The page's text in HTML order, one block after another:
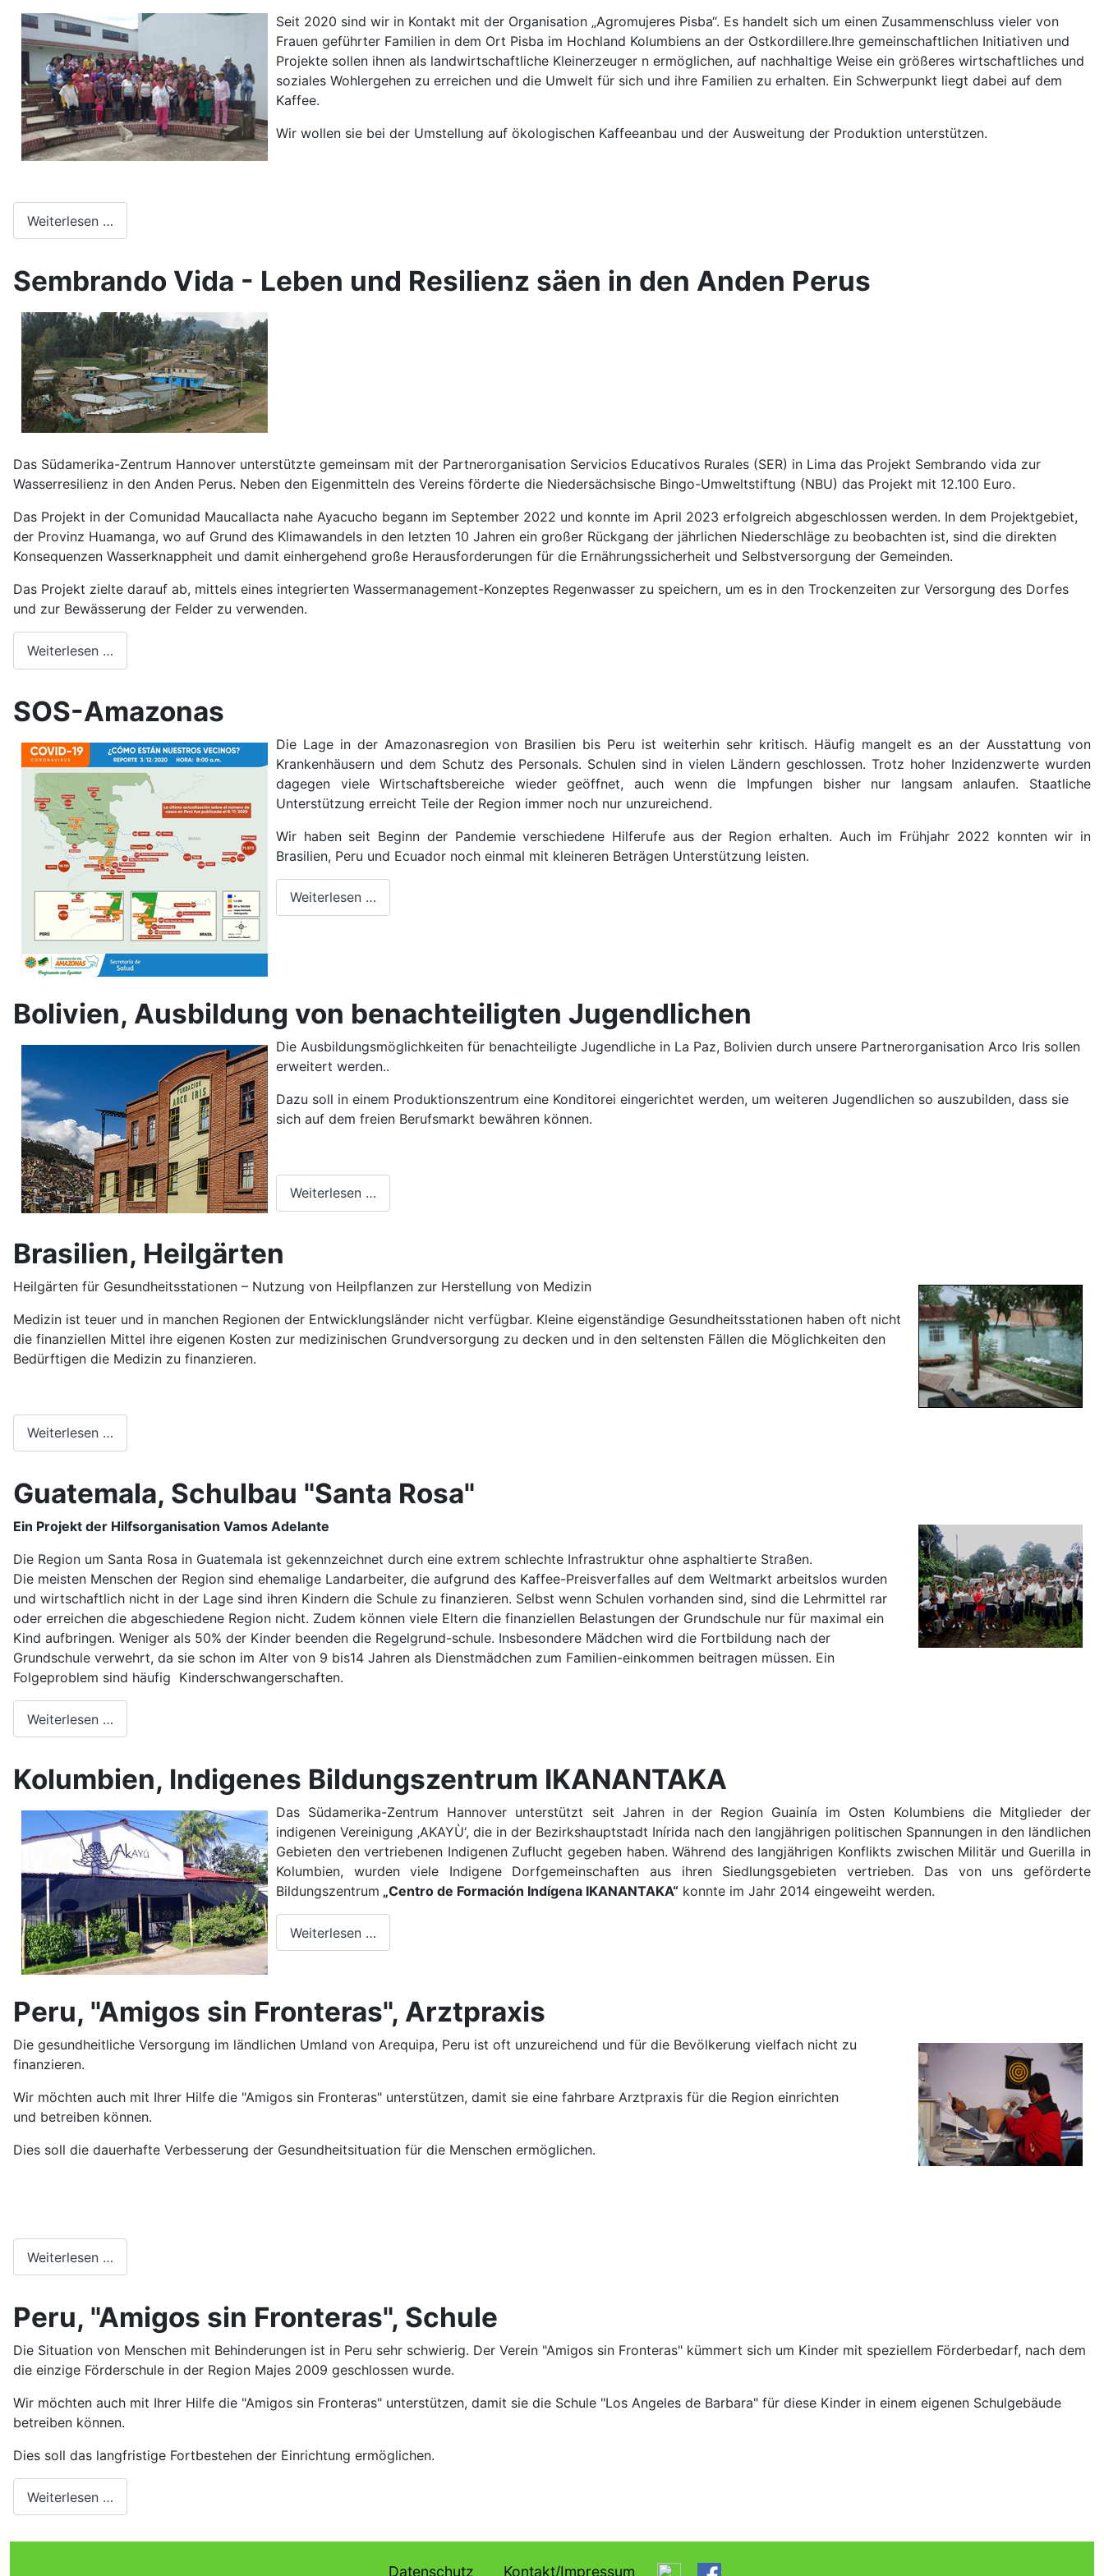
Seit 2020 sind wir in Kontakt mit der Organisation „Agromujeres Pisba“. Es handelt sich um einen Zusammenschluss vieler von
Frauen geführter Familien in dem Ort Pisba im Hochland Kolumbiens an der Ostkordillere.Ihre gemeinschaftlichen Initiativen und
Projekte sollen ihnen als landwirtschaftliche Kleinerzeuger n ermöglichen, auf nachhaltige Weise ein größeres wirtschaftliches und
soziales Wohlergehen zu erreichen und die Umwelt für sich und ihre Familien zu erhalten. Ein Schwerpunkt liegt dabei auf dem
Kaffee.
Wir wollen sie bei der Umstellung auf ökologischen Kaffeeanbau und der Ausweitung der Produktion unterstützen.
Weiterlesen …
Sembrando Vida - Leben und Resilienz säen in den Anden Perus
Das Südamerika-Zentrum Hannover unterstützte gemeinsam mit der Partnerorganisation Servicios Educativos Rurales (SER) in Lima das Projekt Sembrando vida zur
Wasserresilienz in den Anden Perus. Neben den Eigenmitteln des Vereins förderte die Niedersächsische Bingo-Umweltstiftung (NBU) das Projekt mit 12.100 Euro.
Das Projekt in der Comunidad Maucallacta nahe Ayacucho begann im September 2022 und konnte im April 2023 erfolgreich abgeschlossen werden. In dem Projektgebiet,
der Provinz Huamanga, wo auf Grund des Klimawandels in den letzten 10 Jahren ein großer Rückgang der jährlichen Niederschläge zu beobachten ist, sind die direkten
Konsequenzen Wasserknappheit und damit einhergehend große Herausforderungen für die Ernährungssicherheit und Selbstversorgung der Gemeinden.
Das Projekt zielte darauf ab, mittels eines integrierten Wassermanagement-Konzeptes Regenwasser zu speichern, um es in den Trockenzeiten zur Versorgung des Dorfes
und zur Bewässerung der Felder zu verwenden.
Weiterlesen …
SOS-Amazonas
Die Lage in der Amazonasregion von Brasilien bis Peru ist weiterhin sehr kritisch. Häufig mangelt es an der Ausstattung von
Krankenhäusern und dem Schutz des Personals. Schulen sind in vielen Ländern geschlossen. Trotz hoher Inzidenzwerte wurden
dagegen viele Wirtschaftsbereiche wieder geöffnet, auch wenn die Impfungen bisher nur langsam anlaufen. Staatliche
Unterstützung erreicht Teile der Region immer noch nur unzureichend.
Wir haben seit Beginn der Pandemie verschiedene Hilferufe aus der Region erhalten. Auch im Frühjahr 2022 konnten wir in
Brasilien, Peru und Ecuador noch einmal mit kleineren Beträgen Unterstützung leisten.
Weiterlesen …
Bolivien, Ausbildung von benachteiligten Jugendlichen
Die Ausbildungsmöglichkeiten für benachteiligte Jugendliche in La Paz, Bolivien durch unsere Partnerorganisation Arco Iris sollen
erweitert werden..
Dazu soll in einem Produktionszentrum eine Konditorei eingerichtet werden, um weiteren Jugendlichen so auszubilden, dass sie
sich auf dem freien Berufsmarkt bewähren können.
Weiterlesen …
Brasilien, Heilgärten
Heilgärten für Gesundheitsstationen – Nutzung von Heilpflanzen zur Herstellung von Medizin
Medizin ist teuer und in manchen Regionen der Entwicklungsländer nicht verfügbar. Kleine eigenständige Gesundheitsstationen haben oft nicht
die finanziellen Mittel ihre eigenen Kosten zur medizinischen Grundversorgung zu decken und in den seltensten Fällen die Möglichkeiten den
Bedürftigen die Medizin zu finanzieren.
Weiterlesen …
Guatemala, Schulbau "Santa Rosa"
Ein Projekt der Hilfsorganisation Vamos Adelante
Die Region um Santa Rosa in Guatemala ist gekennzeichnet durch eine extrem schlechte Infrastruktur ohne asphaltierte Straßen.
Die meisten Menschen der Region sind ehemalige Landarbeiter, die aufgrund des Kaffee-Preisverfalles auf dem Weltmarkt arbeitslos wurden
und wirtschaftlich nicht in der Lage sind ihren Kindern die Schule zu finanzieren. Selbst wenn Schulen vorhanden sind, sind die Lehrmittel rar
oder erreichen die abgeschiedene Region nicht. Zudem können viele Eltern die finanziellen Belastungen der Grundschule nur für maximal ein
Kind aufbringen. Weniger als 50% der Kinder beenden die Regelgrund-schule. Insbesondere Mädchen wird die Fortbildung nach der
Grundschule verwehrt, da sie schon im Alter von 9 bis14 Jahren als Dienstmädchen zum Familien-einkommen beitragen müssen. Ein
Folgeproblem sind häufig Kinderschwangerschaften.
Weiterlesen …
Kolumbien, Indigenes Bildungszentrum IKANANTAKA
Das Südamerika-Zentrum Hannover unterstützt seit Jahren in der Region Guainía im Osten Kolumbiens die Mitglieder der
indigenen Vereinigung ‚AKAYÙ‘, die in der Bezirkshauptstadt Inírida nach den langjährigen politischen Spannungen in den ländlichen
Gebieten den vertriebenen Indigenen Zuflucht gegeben haben. Während des langjährigen Konflikts zwischen Militär und Guerilla in
Kolumbien, wurden viele Indigene Dorfgemeinschaften aus ihren Siedlungsgebieten vertrieben. Das von uns geförderte
Bildungszentrum „Centro de Formación Indígena IKANANTAKA“ konnte im Jahr 2014 eingeweiht werden.
Weiterlesen …
Peru, "Amigos sin Fronteras", Arztpraxis
Die gesundheitliche Versorgung im ländlichen Umland von Arequipa, Peru ist oft unzureichend und für die Bevölkerung vielfach nicht zu
finanzieren.
Wir möchten auch mit Ihrer Hilfe die "Amigos sin Fronteras" unterstützen, damit sie eine fahrbare Arztpraxis für die Region einrichten
und betreiben können.
Dies soll die dauerhafte Verbesserung der Gesundheitsituation für die Menschen ermöglichen.
Weiterlesen …
Peru, "Amigos sin Fronteras", Schule
Die Situation von Menschen mit Behinderungen ist in Peru sehr schwierig. Der Verein "Amigos sin Fronteras" kümmert sich um Kinder mit speziellem Förderbedarf, nach dem
die einzige Förderschule in der Region Majes 2009 geschlossen wurde.
Wir möchten auch mit Ihrer Hilfe die "Amigos sin Fronteras" unterstützen, damit sie die Schule "Los Angeles de Barbara" für diese Kinder in einem eigenen Schulgebäude
betreiben können.
Dies soll das langfristige Fortbestehen der Einrichtung ermöglichen.
Weiterlesen …
Datenschutz Kontakt/Impressum